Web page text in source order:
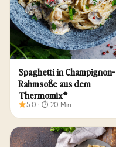
Spa­ghet­ti in Cham­pi­gnon-
Rahm­so­ße aus dem
Thermomix®
5.0 · ⏱ 20 Min